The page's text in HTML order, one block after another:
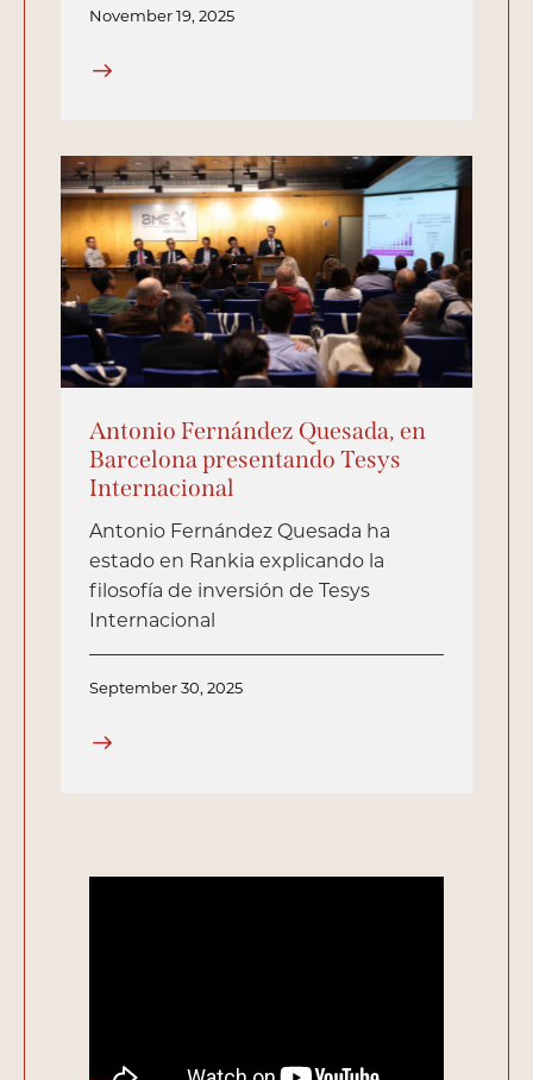
November 19, 2025
Antonio Fernández Quesada, en
Barcelona presentando Tesys
Internacional
Antonio Fernández Quesada ha
estado en Rankia explicando la
filosofía de inversión de Tesys
Internacional
September 30, 2025